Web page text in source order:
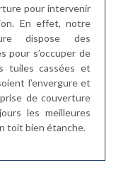
pour intervenir
En effet, notre
dispose des
pour s’occuper de
tuiles cassées et
l’envergure et
de couverture
les meilleures
toit bien étanche.